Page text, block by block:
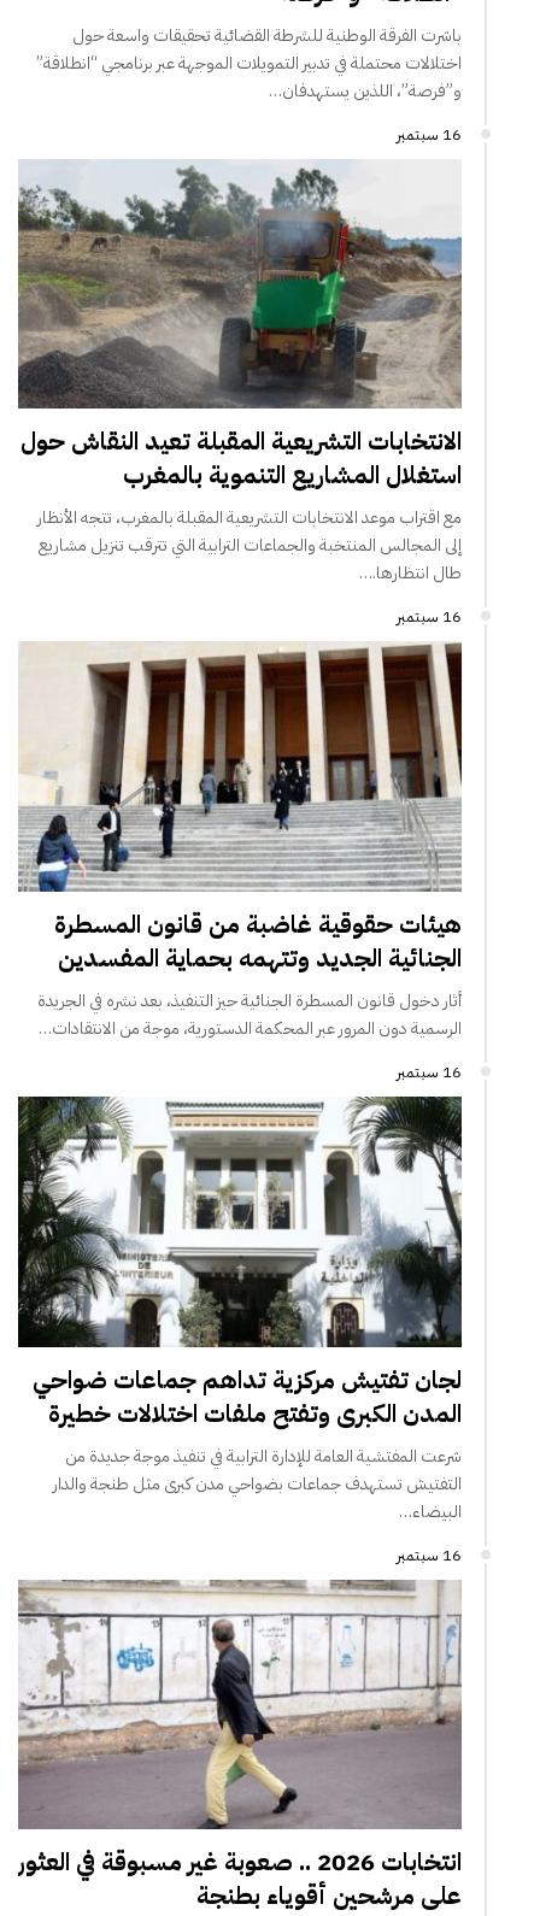
باشرت الفرقة الوطنية للشرطة القضائية تحقيقات واسعة حول
اختلالات محتملة في تدبير التمويلات الموجهة عبر برنامجي “انطلاقة”
و”فرصة”، اللذين يستهدفان…
16 سبتمبر
الانتخابات التشريعية المقبلة تعيد النقاش حول
استغلال المشاريع التنموية بالمغرب
مع اقتراب موعد الانتخابات التشريعية المقبلة بالمغرب، تتجه الأنظار
إلى المجالس المنتخبة والجماعات الترابية التي تترقب تنزيل مشاريع
طال انتظارها.…
16 سبتمبر
هيئات حقوقية غاضبة من قانون المسطرة
الجنائية الجديد وتتهمه بحماية المفسدين
أثار دخول قانون المسطرة الجنائية حيز التنفيذ، بعد نشره في الجريدة
الرسمية دون المرور عبر المحكمة الدستورية، موجة من الانتقادات…
16 سبتمبر
لجان تفتيش مركزية تداهم جماعات ضواحي
المدن الكبرى وتفتح ملفات اختلالات خطيرة
شرعت المفتشية العامة للإدارة الترابية في تنفيذ موجة جديدة من
التفتيش تستهدف جماعات بضواحي مدن كبرى مثل طنجة والدار
البيضاء…
16 سبتمبر
انتخابات 2026 .. صعوبة غير مسبوقة في العثور
على مرشحين أقوياء بطنجة